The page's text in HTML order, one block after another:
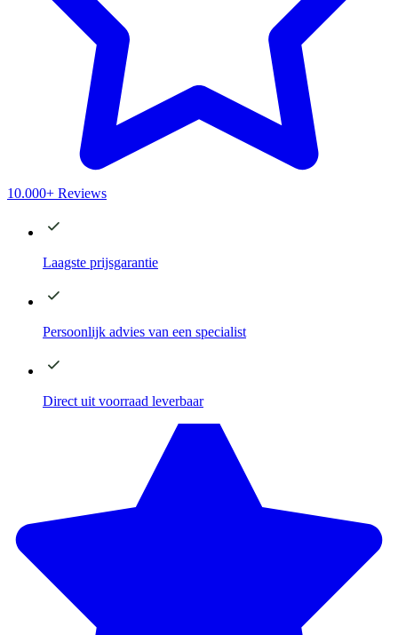
10.000+ Reviews
Laagste prijsgarantie
Persoonlijk advies van een specialist
Direct uit voorraad leverbaar